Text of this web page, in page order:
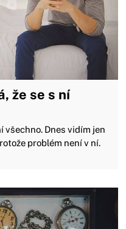
že se s ní
všechno. Dnes vidím jen
problém není v ní.